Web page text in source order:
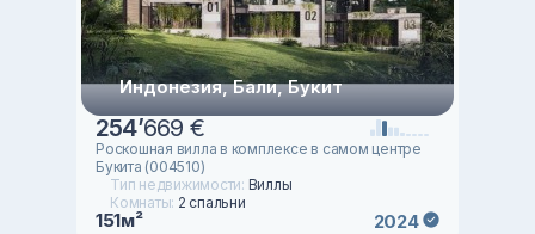
Индонезия, Бали, Букит
254’669 €
Роскошная вилла в комплексе в самом центре
Букита (004510)
Тип недвижимости: Виллы
Комнаты: 2 спальни
151м² 2024